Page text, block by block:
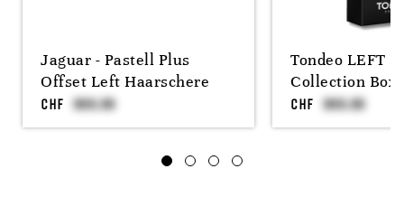
Jaguar - Pastell Plus
Offset Left Haarschere
CHF
Tondeo LEFT
Collection Box
CHF